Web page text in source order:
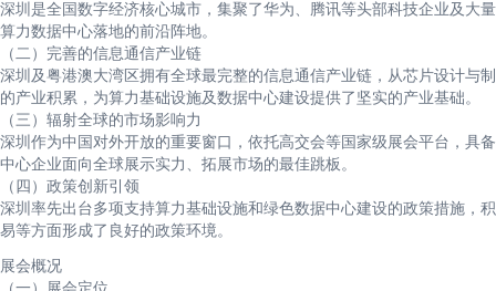
深圳是全国数字经济核心城市，集聚了华为、腾讯等头部科技企业及大
算力数据中心落地的前沿阵地。
（二）完善的信息通信产业链
深圳及粤港澳大湾区拥有全球最完整的信息通信产业链，从芯片设计与
的产业积累，为算力基础设施及数据中心建设提供了坚实的产业基础。
（三）辐射全球的市场影响力
深圳作为中国对外开放的重要窗口，依托高交会等国家级展会平台，具
中心企业面向全球展示实力、拓展市场的最佳跳板。
（四）政策创新引领
深圳率先出台多项支持算力基础设施和绿色数据中心建设的政策措施，
易等方面形成了良好的政策环境。
展会概况